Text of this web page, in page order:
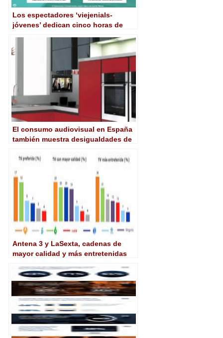
Los espectadores ‘viejenials-
jóvenes’ dedican cinco horas de
El consumo audiovisual en España
también muestra desigualdades de
Ymedia
Antena 3 y LaSexta, cadenas de
mayor calidad y más entretenidas